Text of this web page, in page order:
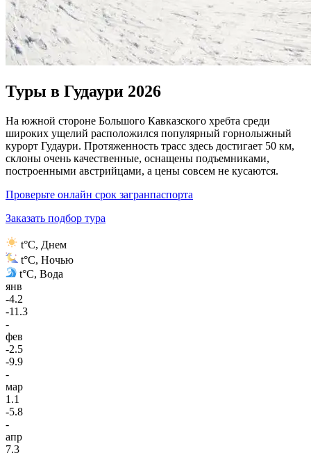
Туры в Гудаури 2026
На южной стороне Большого Кавказского хребта среди
широких ущелий расположился популярный горнолыжный
курорт Гудаури. Протяженность трасс здесь достигает 50 км,
склоны очень качественные, оснащены подъемниками,
построенными австрийцами, а цены совсем не кусаются.
Проверьте онлайн срок загранпаспорта
Заказать подбор тура
t°C, Днем
t°C, Ночью
t°C, Вода
янв
-4.2
-11.3
-
фев
-2.5
-9.9
-
мар
1.1
-5.8
-
апр
7.3